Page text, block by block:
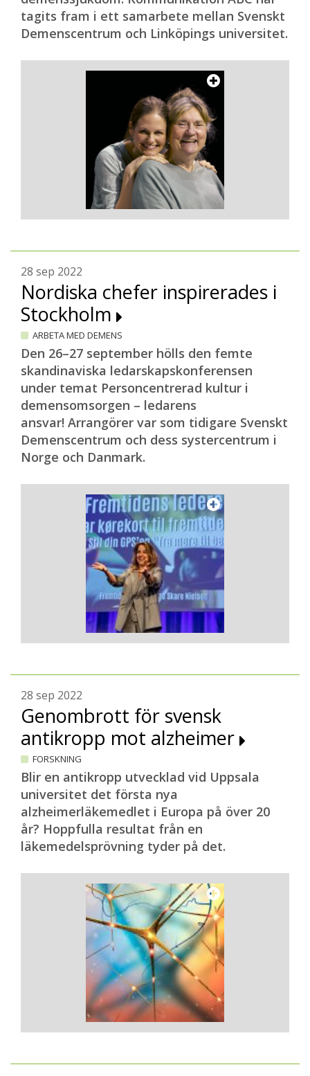
tagits fram i ett samarbete mellan Svenskt
Demenscentrum och Linköpings universitet.
28 sep 2022
Nordiska chefer inspirerades i
Stockholm
ARBETA MED DEMENS
Den 26–27 september hölls den femte
skandinaviska ledarskapskonferensen
under temat Personcentrerad kultur i
demensomsorgen – ledarens
ansvar! Arrangörer var som tidigare Svenskt
Demenscentrum och dess systercentrum i
Norge och Danmark.
28 sep 2022
Genombrott för svensk
antikropp mot alzheimer
FORSKNING
Blir en antikropp utvecklad vid Uppsala
universitet det första nya
alzheimerläkemedlet i Europa på över 20
år? Hoppfulla resultat från en
läkemedelsprövning tyder på det.